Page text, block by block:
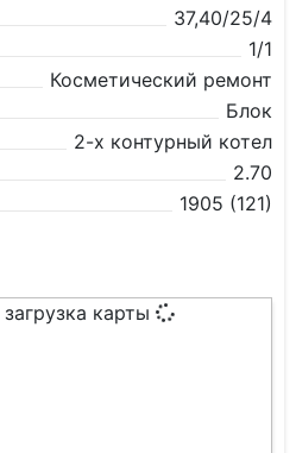
37,40/25/4
1/1
Косметический ремонт
Блок
2-х контурный котел
2.70
1905 (121)
карты